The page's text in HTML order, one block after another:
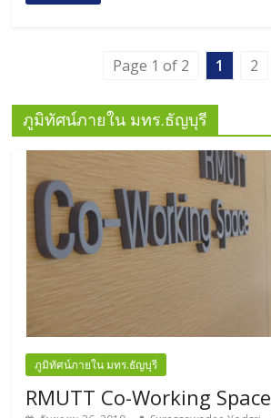
Page 1 of 2 1 2
ภูมิทัศน์ภายใน มทร.ธัญบุรี
ภูมิทัศน์ภายใน มทร.ธัญบุรี
RMUTT Co-Working Space